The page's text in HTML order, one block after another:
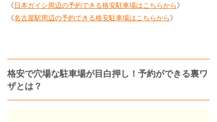
《日本ガイシ周辺の予約できる格安駐車場はこちらから》
《名古屋駅周辺の予約できる格安駐車場はこちらから》
格安で穴場な駐車場が目白押し！予約ができる裏ワ
ザとは？